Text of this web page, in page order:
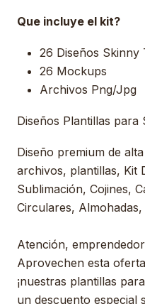
Que incluye el kit?
26 Diseños Skinny
26 Mockups
Archivos Png/Jpg
Diseños Plantillas
Diseño premium de
archivos, plantillas, Kit
Sublimación, Cojines,
Circulares,
Atención,
Aprovechen esta
¡nuestras plantillas
un descuento especial